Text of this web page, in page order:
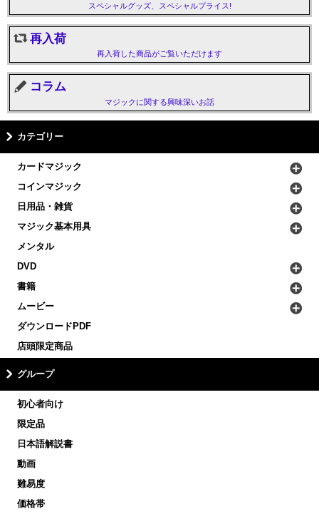
スペシャルグッズ、スペシャルプライス!
再入荷
再入荷した商品がご覧いただけます
コラム
マジックに関する興味深いお話
カテゴリー
カードマジック
コインマジック
日用品・雑貨
マジック基本用具
メンタル
DVD
書籍
ムービー
ダウンロードPDF
店頭限定商品
グループ
初心者向け
限定品
日本語解説書
動画
難易度
価格帯